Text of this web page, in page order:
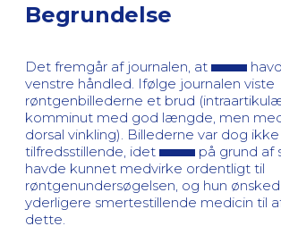
Begrundelse
Det fremgår af journalen, at
venstre håndled. Ifølge journalen viste
røntgenbillederne et brud
komminut med god længde, men
dorsal vinkling). Billederne var dog
tilfredsstillende, idet
på grund af
havde kunnet medvirke ordentligt til
røntgenundersøgelsen, og hun
yderligere smertestillende medicin til
dette.